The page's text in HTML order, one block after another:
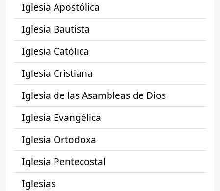
Iglesia Apostólica
Iglesia Bautista
Iglesia Católica
Iglesia Cristiana
Iglesia de las Asambleas de Dios
Iglesia Evangélica
Iglesia Ortodoxa
Iglesia Pentecostal
Iglesias